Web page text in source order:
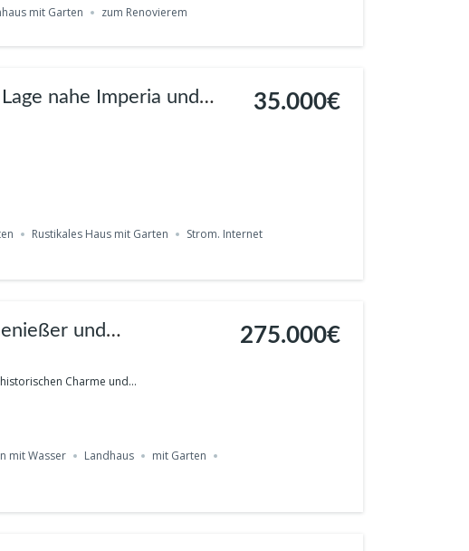
mit Garten zum Renovierem
nahe Imperia und
35.000€
Rustikales Haus mit Garten Strom. Internet
und
Charme und...
275.000€
mit Wasser Landhaus
mit Garten